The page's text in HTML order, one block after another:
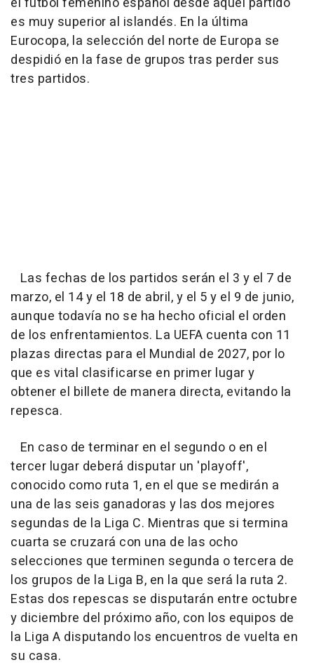
es muy superior al islandés. En la última
Eurocopa, la selección del norte de Europa se
despidió en la fase de grupos tras perder sus
tres partidos.
Las fechas de los partidos serán el 3 y el 7 de
marzo, el 14 y el 18 de abril, y el 5 y el 9 de junio,
aunque todavía no se ha hecho oficial el orden
de los enfrentamientos. La UEFA cuenta con 11
plazas directas para el Mundial de 2027, por lo
que es vital clasificarse en primer lugar y
obtener el billete de manera directa, evitando la
repesca.
En caso de terminar en el segundo o en el
tercer lugar deberá disputar un 'playoff',
conocido como ruta 1, en el que se medirán a
una de las seis ganadoras y las dos mejores
segundas de la Liga C. Mientras que si termina
cuarta se cruzará con una de las ocho
selecciones que terminen segunda o tercera de
los grupos de la Liga B, en la que será la ruta 2.
Estas dos repescas se disputarán entre octubre
y diciembre del próximo año, con los equipos de
la Liga A disputando los encuentros de vuelta en
su casa.